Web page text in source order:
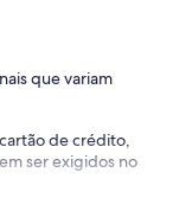
que variam
de crédito,
ser exigidos no